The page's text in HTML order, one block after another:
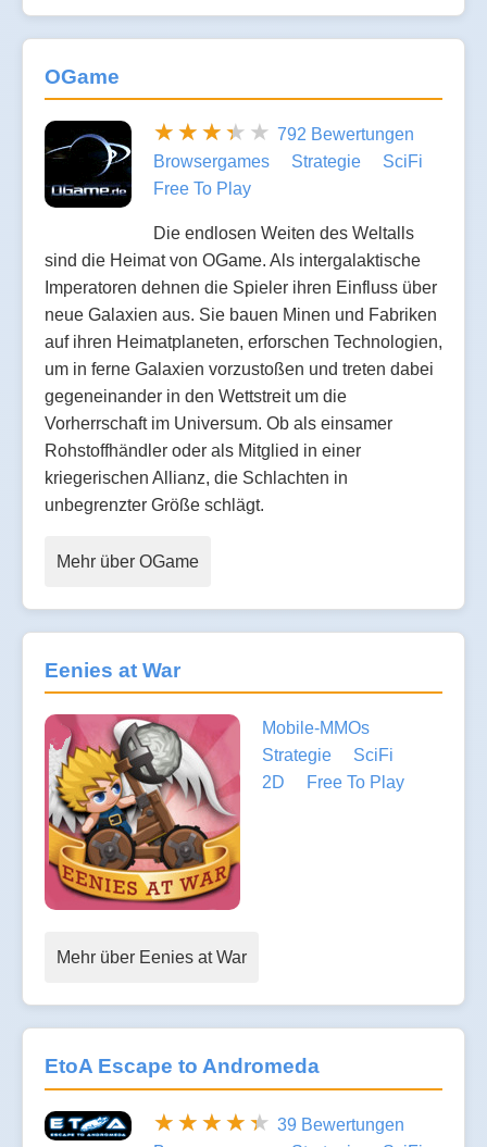
OGame
792 Bewertungen
Browsergames
Strategie
SciFi
Free To Play
Die endlosen Weiten des Weltalls
sind die Heimat von OGame. Als intergalaktische
Imperatoren dehnen die Spieler ihren Einfluss über
neue Galaxien aus. Sie bauen Minen und Fabriken
auf ihren Heimatplaneten, erforschen Technologien,
um in ferne Galaxien vorzustoßen und treten dabei
gegeneinander in den Wettstreit um die
Vorherrschaft im Universum. Ob als einsamer
Rohstoffhändler oder als Mitglied in einer
kriegerischen Allianz, die Schlachten in
unbegrenzter Größe schlägt.
Mehr über OGame
Eenies at War
Mobile-MMOs
Strategie
SciFi
2D
Free To Play
Mehr über Eenies at War
EtoA Escape to Andromeda
39 Bewertungen